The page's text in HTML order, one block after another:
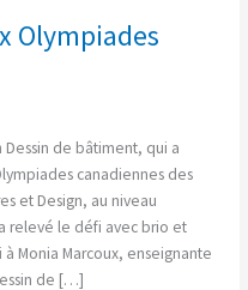
Olympiades
Dessin de bâtiment, qui a
canadiennes des
et Design, au niveau
relevé le défi avec brio et
Monia Marcoux, enseignante
de […]